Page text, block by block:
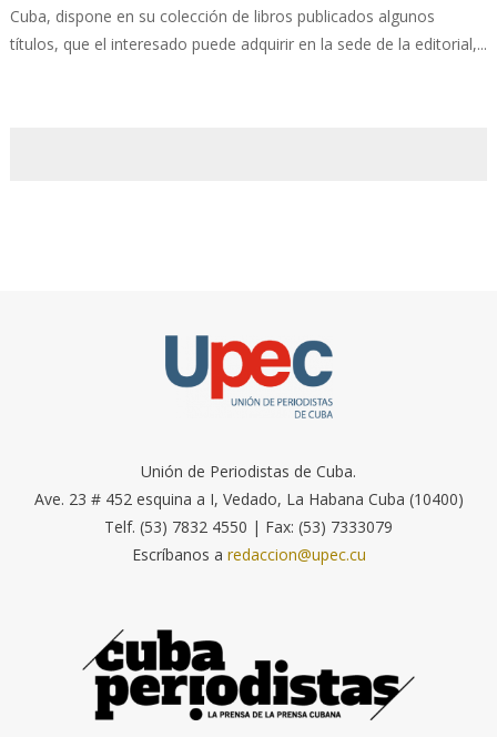
Cuba, dispone en su colección de libros publicados algunos
títulos, que el interesado puede adquirir en la sede de la editorial,...
Unión de Periodistas de Cuba.
Ave. 23 # 452 esquina a I, Vedado, La Habana Cuba (10400)
Telf. (53) 7832 4550 | Fax: (53) 7333079
Escríbanos a redaccion@upec.cu